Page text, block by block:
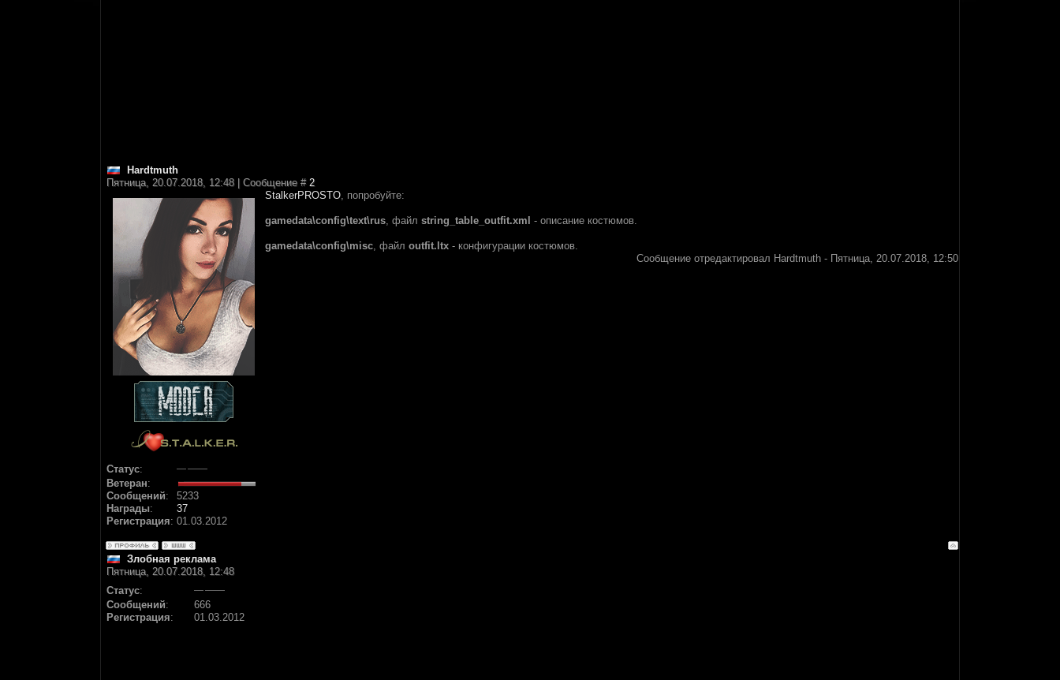
Hardtmuth
Пятница, 20.07.2018, 12:48 | Сообщение # 2
Статус:
Ветеран:
Сообщений:
5233
Награды:
37
Регистрация: 01.03.2012
StalkerPROSTO, попробуйте:
gamedata\config\text\rus, файл string_table_outfit.xml - описание костюмов.
gamedata\config\misc, файл outfit.ltx - конфигурации костюмов.
Сообщение отредактировал Hardtmuth - Пятница, 20.07.2018, 12:50
Злобная реклама
Пятница, 20.07.2018, 12:48
Статус:
Сообщений:
666
Регистрация: 01.03.2012